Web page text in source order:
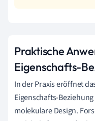
Praktische
Eigenschafts-
In der Praxis eröffnet
Eigenschafts-
molekulare Design.